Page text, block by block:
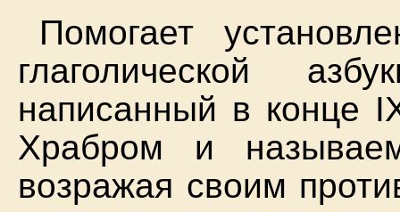
Помогает
глаголической
написанный в конце
Храбром и
возражая своим